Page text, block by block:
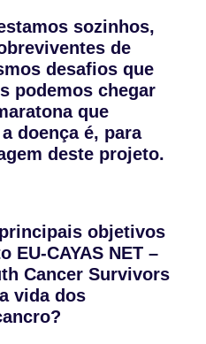
sozinhos,
de
desafios que
podemos chegar
que
doença é, para
deste projeto.
objetivos
EU-CAYAS NET –
Cancer Survivors
vida dos